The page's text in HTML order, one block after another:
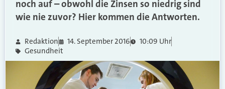
noch auf – obwohl die Zinsen so niedrig sind
wie nie zuvor? Hier kommen die Antworten.
Redaktion 14. September 2016
10:09 Uhr
Gesundheit